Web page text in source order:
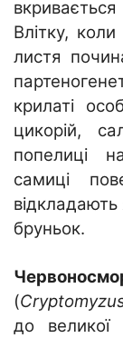
Влітку, коли
листя
крилаті
цикорій,
попелиці
самиці
відкладають
бруньок.
(
до великої